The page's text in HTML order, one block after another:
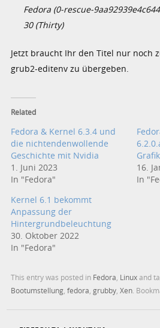
Fedora (0-rescue-
30 (Thirty)
Jetzt braucht Ihr den Titel nur noch
grub2-editenv zu übergeben.
Related
Fedora & Kernel 6.3.4 und
die nichtendenwollende
Geschichte mit Nvidia
1. Juni 2023
In "Fedora"
16.
In
Kernel 6.1 bekommt
Anpassung der
Hintergrundbeleuchtung
30. Oktober 2022
In "Fedora"
This entry was posted in Fedora Linuxand
Bootumstellung ,fedora ,grubby ,Xen .